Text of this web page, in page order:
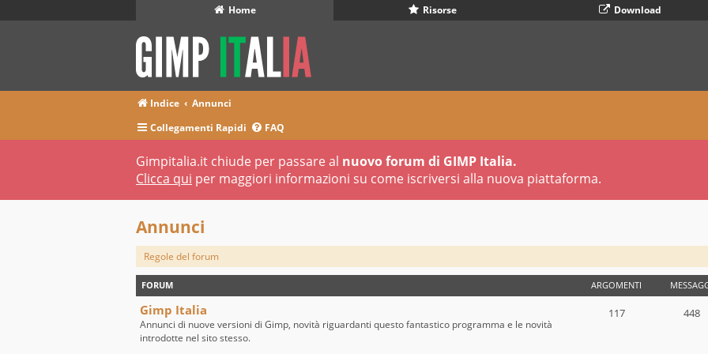
Home Risorse Download
Indice
Annunci
Collegamenti Rapidi
FAQ
Gimpitalia.it chiude per passare al nuovo forum di GIMP Italia.
Clicca qui per maggiori informazioni su come iscriversi alla nuova piattaforma.
Annunci
Regole del forum
FORUM ARGOMENTI
Gimp Italia
Annunci di nuove versioni di Gimp, novità riguardanti questo fantastico programma e le novità
introdotte nel sito stesso.
117 448